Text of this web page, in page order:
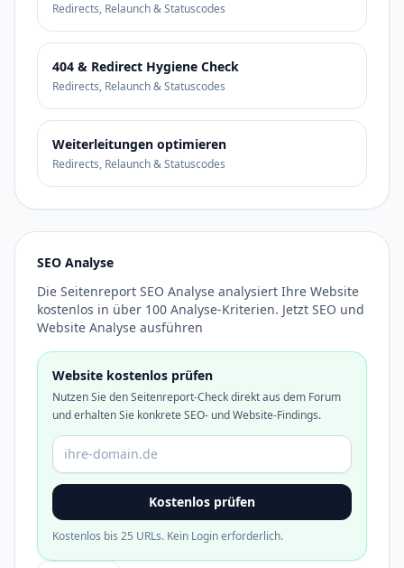
Redirects, Relaunch & Statuscodes
404 & Redirect Hygiene Check
Redirects, Relaunch & Statuscodes
Weiterleitungen optimieren
Redirects, Relaunch & Statuscodes
SEO Analyse
Die Seitenreport SEO Analyse analysiert Ihre Website
kostenlos in über 100 Analyse-Kriterien. Jetzt SEO und
Website Analyse ausführen
Website kostenlos prüfen
Nutzen Sie den Seitenreport-Check direkt aus dem Forum
und erhalten Sie konkrete SEO- und Website-Findings.
Domain oder URL
Kostenlos prüfen
Kostenlos bis 25 URLs. Kein Login erforderlich.